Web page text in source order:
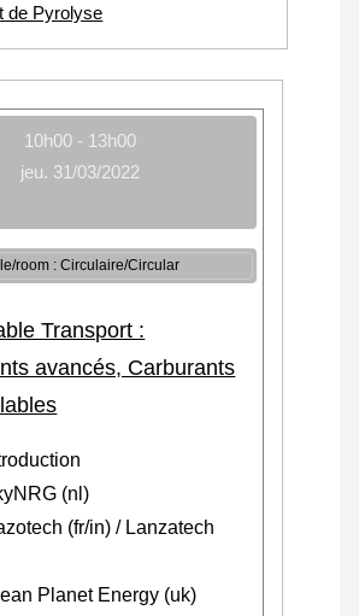
de Pyrolyse
10h00 - 13h00
jeu. 31/03/2022
room : Circulaire/Circular
Transport :
avancés, Carburants
(nl)
(fr/in) / Lanzatech
Planet Energy (uk)